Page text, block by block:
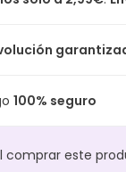
100% seguro
comprar este